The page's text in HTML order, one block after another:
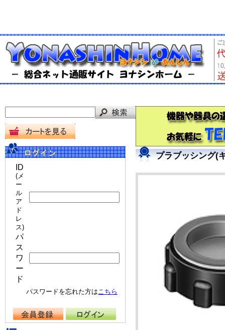
ID
(メ
ー
ル
ア
ド
レ
ス)
パ
ス
ワ
ー
ド
パスワードを忘れた方はこちら
プラブッシング(